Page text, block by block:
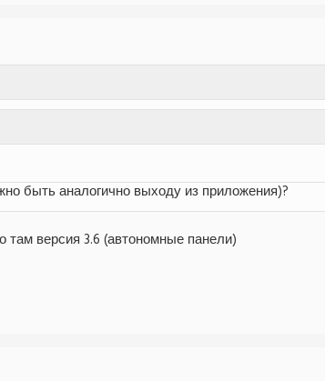
быть аналогично выходу из приложения)?
там версия 3.6 (автономные панели)